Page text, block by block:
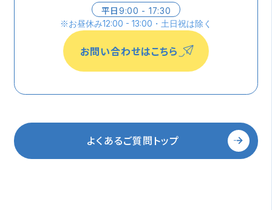
平日9:00 - 17:30
※お昼休み12:00 - 13:00・土日祝は除く
お問い合わせはこちら
よくあるご質問トップ